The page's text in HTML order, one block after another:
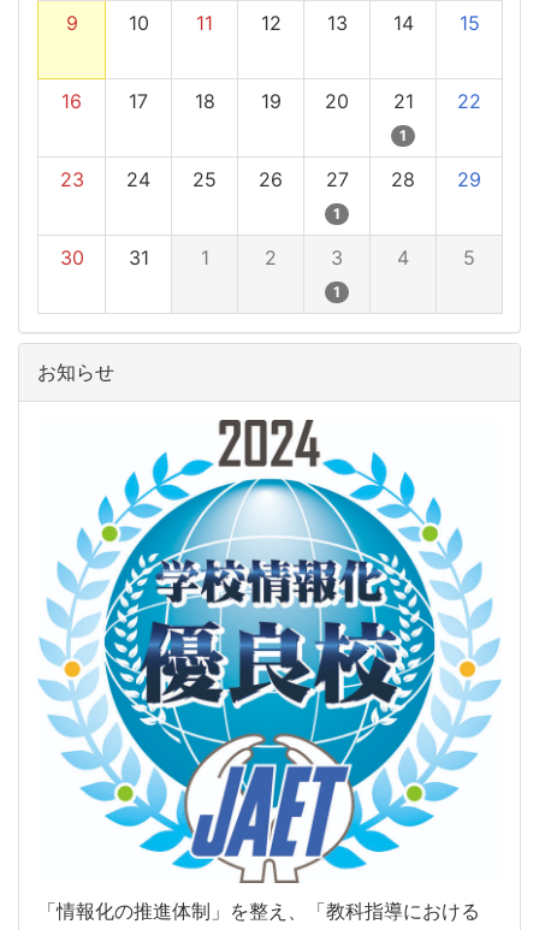
9 10 11 12 13 14 15
16 17 18 19 20 21
1
22
23 24 25 26 27
1
28 29
30 31 1 2 3
1
4 5
お知らせ
「情報化の推進体制」を整え、「教科指導における